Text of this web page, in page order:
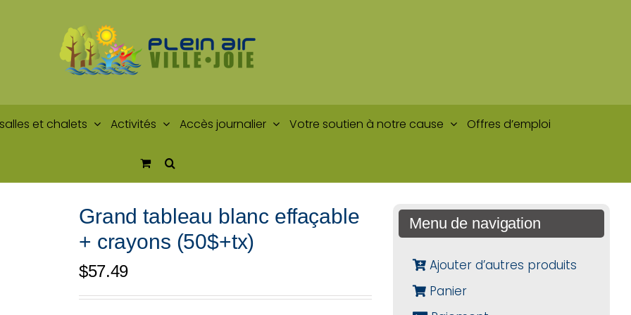
et chalets Activités Accès journalier Votre soutien à notre cause Offres d’emploi
Grand tableau blanc effaçable
+ crayons (50$+tx)
$57.49
Menu de navigation
Ajouter d’autres produits
Panier